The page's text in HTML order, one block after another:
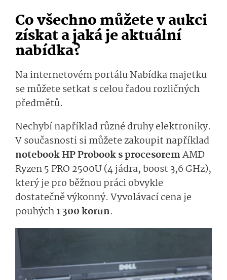
Co všechno můžete v aukci
získat a jaká je aktuální
nabídka?
Na internetovém portálu Nabídka majetku
se můžete setkat s celou řadou rozličných
předmětů.
Nechybí například různé druhy elektroniky.
V současnosti si můžete zakoupit například
notebook HP Probook s procesoremAMD
Ryzen 5 PRO 2500U (4 jádra, boost 3,6 GHz),
který je pro běžnou práci obvykle
dostatečně výkonný. Vyvolávací cena je
pouhých1 300 korun.